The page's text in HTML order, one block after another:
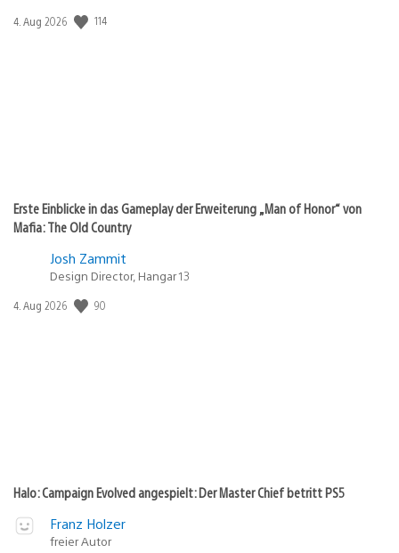
Veröffentlichungsdatum:
4. Aug 2026 114
Erste Einblicke in das Gameplay der Erweiterung „Man of Honor“ von
Mafia: The Old Country
Josh Zammit
Design Director, Hangar 13
Veröffentlichungsdatum:
4. Aug 2026 90
Halo: Campaign Evolved angespielt: Der Master Chief betritt PS5
Franz Holzer
freier Autor